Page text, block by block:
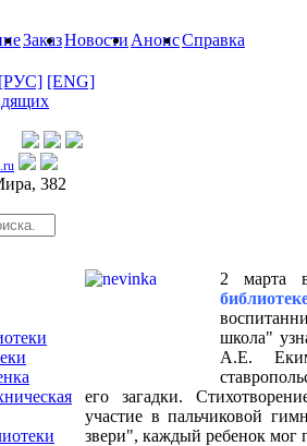
ЗаказНовости АнонсСправка
[РУС] [ENG]
382
2
школа"
А.Е.
его загадки.
участие в пальчиковой
звери", каждый ребенок мог